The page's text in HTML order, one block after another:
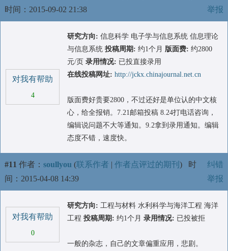
时间：2015-09-02 21:38
举报
对我有帮助
4
研究方向: 信息科学 电子学与信息系统 信息理论
与信息系统 投稿周期: 约1个月 版面费: 约2800
元/页 录用情况: 已投直接录用
在线投稿网址: http://jckx.chinajournal.net.cn
版面费好贵要2800，不过还好是单位认的中文核
心，给全报销。7.21邮箱投稿 8.24打电话咨询，
编辑说问题不大等通知。9.2拿到录用通知。编辑
态度不错，速度快。
#11 作者： soullyou (联系作者 | 作者点评过的期刊 ) 时
间：2015-04-08 14:39
纠错
举报
对我有帮助
0
研究方向: 工程与材料 水利科学与海洋工程 海洋
工程 投稿周期: 约1个月 录用情况: 已投被拒
一般的杂志，自己的文章偏重应用，悲剧。